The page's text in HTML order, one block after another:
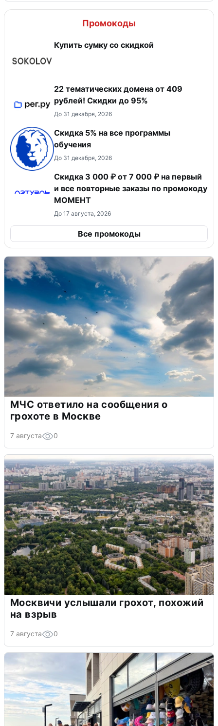
Промокоды
Купить сумку со скидкой
22 тематических домена от 409
рублей! Скидки до 95%
До 31 декабря, 2026
Скидка 5% на все программы
обучения
До 31 декабря, 2026
Скидка 3 000 ₽ от 7 000 ₽ на первый
и все повторные заказы по промокоду
МОМЕНТ
До 17 августа, 2026
Все промокоды
МЧС ответило на сообщения о
грохоте в Москве
7 августа 0
Москвичи услышали грохот, похожий
на взрыв
7 августа 0